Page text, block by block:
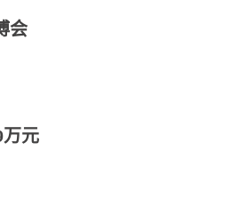
会
万元